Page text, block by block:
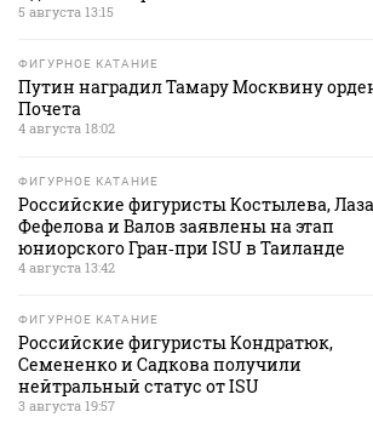
5 августа 13:15
ФИГУРНОЕ КАТАНИЕ
Путин наградил Тамару Москвину
Почета
4 августа 18:02
ФИГУРНОЕ КАТАНИЕ
Российские фигуристы Костылева,
Фефелова и Валов заявлены на этап
юниорского Гран‑при ISU в Таиланде
4 августа 13:42
ФИГУРНОЕ КАТАНИЕ
Российские фигуристы Кондратюк,
Семененко и Садкова получили
нейтральный статус от ISU
3 августа 19:57